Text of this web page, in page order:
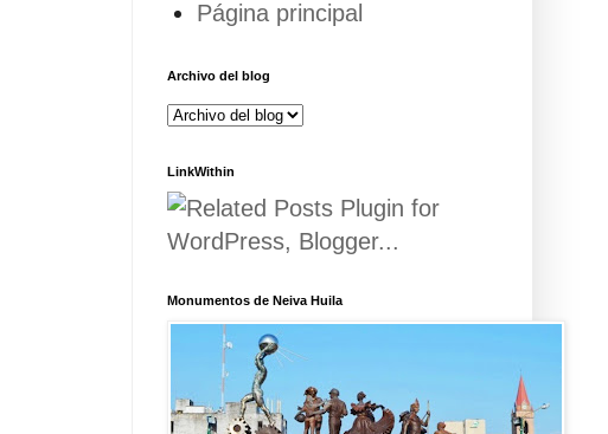
Página principal
Archivo del blog
LinkWithin
Monumentos de Neiva Huila